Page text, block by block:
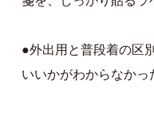
●外出用と普段着の区
いいかがわからなかっ